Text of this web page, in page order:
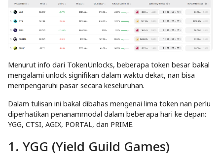
Menurut info dari TokenUnlocks, beberapa token besar bakal
mengalami unlock signifikan dalam waktu dekat, nan bisa
mempengaruhi pasar secara keseluruhan.
Dalam tulisan ini bakal dibahas mengenai lima token nan perlu
diperhatikan penanammodal dalam beberapa hari ke depan:
YGG, CTSI, AGIX, PORTAL, dan PRIME.
1. YGG (Yield Guild Games)